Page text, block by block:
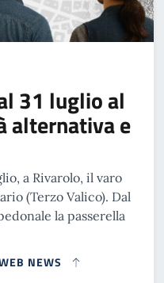
31 luglio al
alternativa e
a Rivarolo, il varo
(Terzo Valico). Dal
la passerella
NEWS